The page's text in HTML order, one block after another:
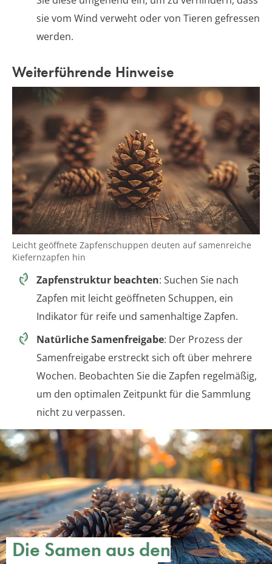
sie vom Wind verweht oder von Tieren gefressen
werden.
Weiterführende Hinweise
Leicht geöffnete Zapfenschuppen deuten auf samenreiche
Kiefernzapfen hin
Zapfenstruktur beachten: Suchen Sie nach
Zapfen mit leicht geöffneten Schuppen, ein
Indikator für reife und samenhaltige Zapfen.
Natürliche Samenfreigabe: Der Prozess der
Samenfreigabe erstreckt sich oft über mehrere
Wochen. Beobachten Sie die Zapfen regelmäßig,
um den optimalen Zeitpunkt für die Sammlung
nicht zu verpassen.
Die Samen aus den